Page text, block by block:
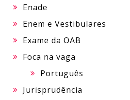
Enade
Enem e Vestibulares
Exame da OAB
Foca na vaga
Português
Jurisprudência